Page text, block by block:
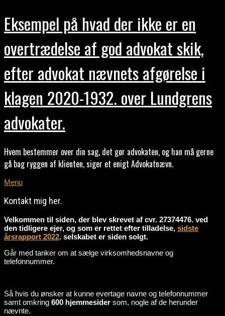
Eksempel på hvad der ikke er en
overtrædelse af god advokat skik,
efter advokat nævnets afgørelse i
klagen 2020-1932. over Lundgrens
advokater.
Hvem bestemmer over din sag, det gør advokaten, og han må gerne
gå bag ryggen af klienten, siger et enigt Advokatnævn.
Menu
Kontakt mig her.
Velkommen til siden, der blev skrevet af cvr. 27374476. ved
den tidligere ejer, og som er rettet efter tilladelse, sidste
årsrapport 2022. selskabet er siden solgt.
Går med tanker om at sælge virksomhedsnavne og
telefonnummer.
Så hvis du ønsker at kunne evertage navne og telefonnummer
samt omkring 600 hjemmesider som, nogle af de herunder
nævnte.